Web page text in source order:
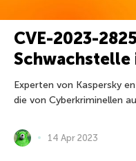
CVE-2023-
Schwachstelle
Experten von Kaspersky
die von Cyberkriminellen
14 Apr 2023